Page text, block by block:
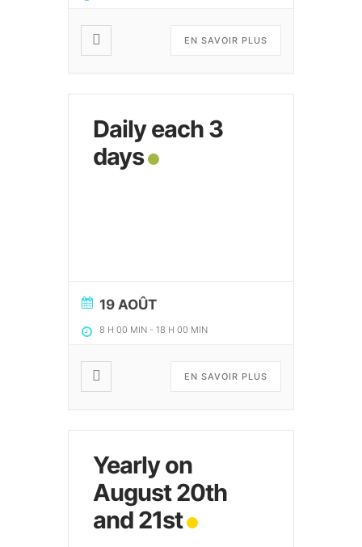
EN SAVOIR PLUS
Daily each 3
days
19 AOÛT
8 H 00 MIN - 18 H 00 MIN
EN SAVOIR PLUS
Yearly on
August 20th
and 21st